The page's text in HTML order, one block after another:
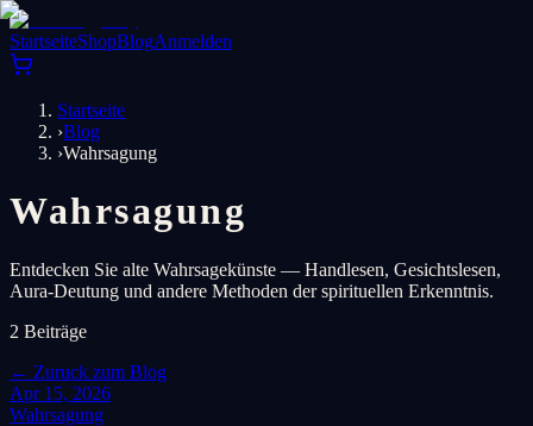
StartseiteShopBlogAnmelden
Startseite
›Blog
›Wahrsagung
Wahrsagung
Entdecken Sie alte Wahrsagekünste — Handlesen, Gesichtslesen,
Aura-Deutung und andere Methoden der spirituellen Erkenntnis.
2 Beiträge
← Zuruck zum Blog
Apr 15, 2026
Wahrsagung